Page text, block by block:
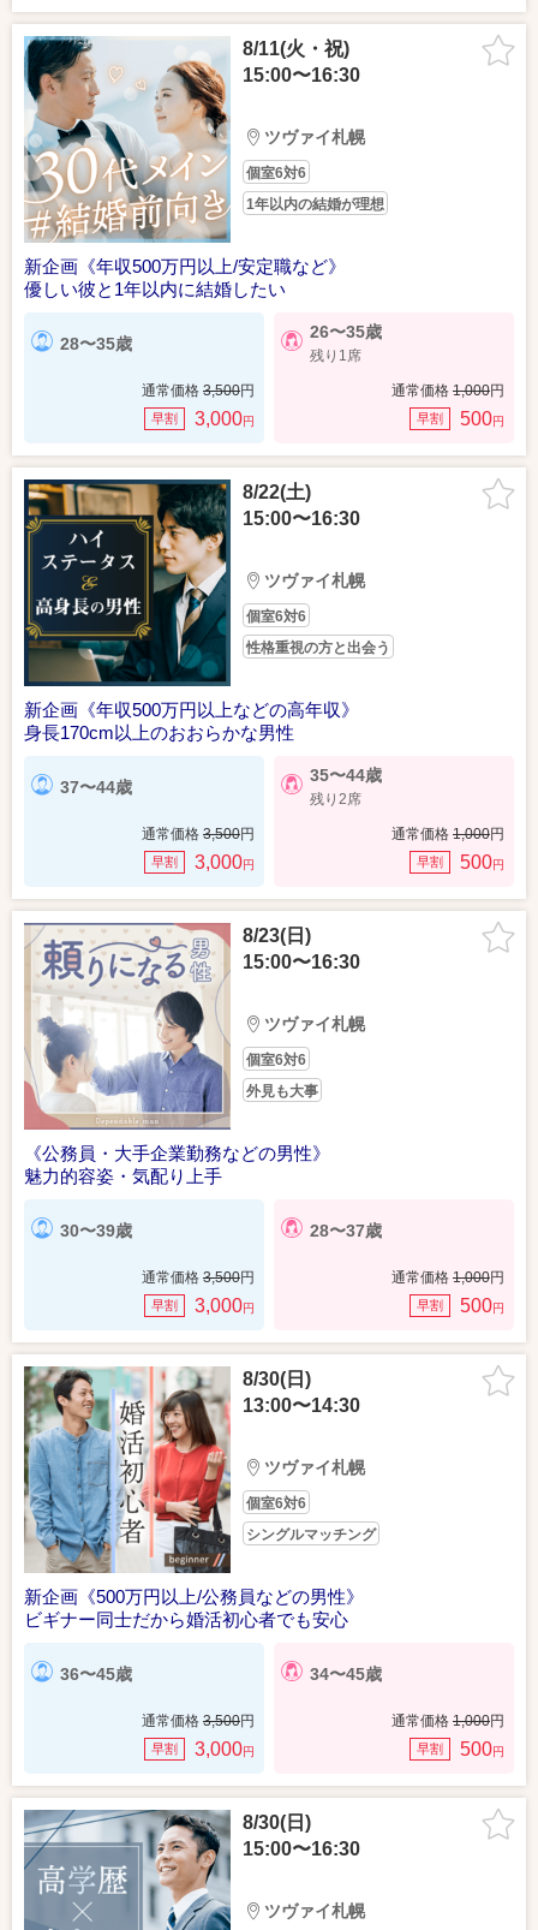
8/11(火・祝)
15:00〜16:30
ツヴァイ札幌
個室6対6
1年以内の結婚が理想
新企画《年収500万円以上/安定職など》
優しい彼と1年以内に結婚したい
28〜35歳
通常価格 3,500円
早割 3,000円
26〜35歳
残り1席
通常価格 1,000円
早割 500円
8/22(土)
15:00〜16:30
ツヴァイ札幌
個室6対6
性格重視の方と出会う
新企画《年収500万円以上などの高年収》
身長170cm以上のおおらかな男性
37〜44歳
通常価格 3,500円
早割 3,000円
35〜44歳
残り2席
通常価格 1,000円
早割 500円
8/23(日)
15:00〜16:30
ツヴァイ札幌
個室6対6
外見も大事
《公務員・大手企業勤務などの男性》
魅力的容姿・気配り上手
30〜39歳
通常価格 3,500円
早割 3,000円
28〜37歳
通常価格 1,000円
早割 500円
8/30(日)
13:00〜14:30
ツヴァイ札幌
個室6対6
シングルマッチング
新企画《500万円以上/公務員などの男性》
ビギナー同士だから婚活初心者でも安心
36〜45歳
通常価格 3,500円
早割 3,000円
34〜45歳
通常価格 1,000円
早割 500円
8/30(日)
15:00〜16:30
ツヴァイ札幌